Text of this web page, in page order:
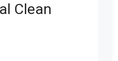
Clean